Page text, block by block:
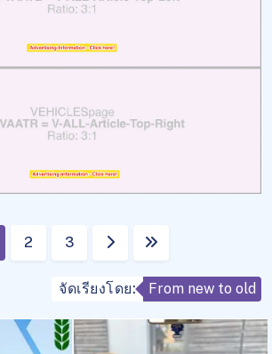
2 3
จัดเรียงโดย: From new to old